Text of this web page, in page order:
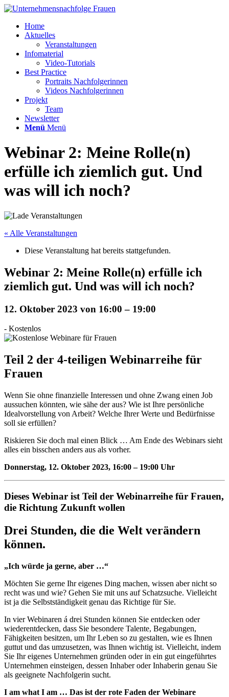
Home
Aktuelles
Veranstaltungen
Infomaterial
Video-Tutorials
Best Practice
Portraits Nachfolgerinnen
Videos Nachfolgerinnen
Projekt
Team
Newsletter
Menü Menü
Webinar 2: Meine Rolle(n)
erfülle ich ziemlich gut. Und
was will ich noch?
« Alle Veranstaltungen
Diese Veranstaltung hat bereits stattgefunden.
Webinar 2: Meine Rolle(n) erfülle ich
ziemlich gut. Und was will ich noch?
12. Oktober 2023 von 16:00 – 19:00
- Kostenlos
Teil 2 der 4-teiligen Webinarreihe für
Frauen
Wenn Sie ohne finanzielle Interessen und ohne Zwang einen Job
aussuchen könnten, wie sähe der aus? Wie ist Ihre persönliche
Idealvorstellung von Arbeit? Welche Ihrer Werte und Bedürfnisse
soll sie erfüllen?
Riskieren Sie doch mal einen Blick … Am Ende des Webinars sieht
alles ein bisschen anders aus als vorher.
Donnerstag, 12. Oktober 2023, 16:00 – 19:00 Uhr
Dieses Webinar ist Teil der Webinarreihe für Frauen,
die Richtung Zukunft wollen
Drei Stunden, die die Welt verändern
können.
„Ich würde ja gerne, aber …“
Möchten Sie gerne Ihr eigenes Ding machen, wissen aber nicht so
recht was und wie? Gehen Sie mit uns auf Schatzsuche. Vielleicht
ist ja die Selbstständigkeit genau das Richtige für Sie.
In vier Webinaren á drei Stunden können Sie entdecken oder
wiederentdecken, dass Sie besondere Talente, Begabungen,
Fähigkeiten besitzen, um Ihr Leben so zu gestalten, wie es Ihnen
guttut und das umzusetzen, was Ihnen wichtig ist. Vielleicht, indem
Sie Ihr eigenes Unternehmen gründen oder in ein gut eingeführtes
Unternehmen einsteigen, dessen Inhaber oder Inhaberin genau Sie
als geeignete Nachfolgerin sucht.
I am what I am … Das ist der rote Faden der Webinare